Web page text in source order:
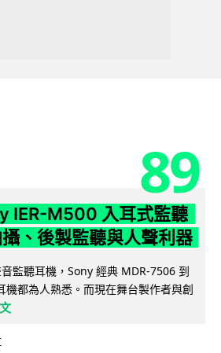
89
IER-M500 入耳式監聽
、後製監聽與人聲利器
監聽耳機，Sony 經典 MDR-7506 到
機都為人熟悉。而現在舞台製作者與創